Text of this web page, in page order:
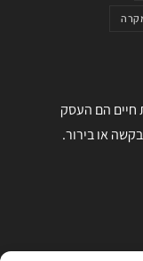
חיים הם העסק
או בירור.